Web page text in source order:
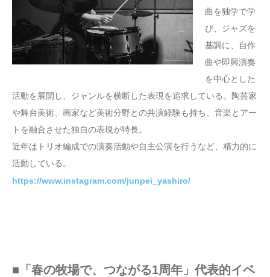
曲を独学で学
び、ジャズを
基調に、自作
曲や即興演奏
を中心とした
活動を展開し、ジャンルを横断した表現を追求している。陶芸家
や舞台美術、画家など美術分野との共演経験も持ち、音楽とアー
トを融合させた独自の表現が特長。
近年はトリオ編成での演奏活動や自主公演を行うなど、精力的に
活動している。
https://www.instagram.com/junpei_yashiro/
■「春の牧場で、つながる1周年」代表的イベ